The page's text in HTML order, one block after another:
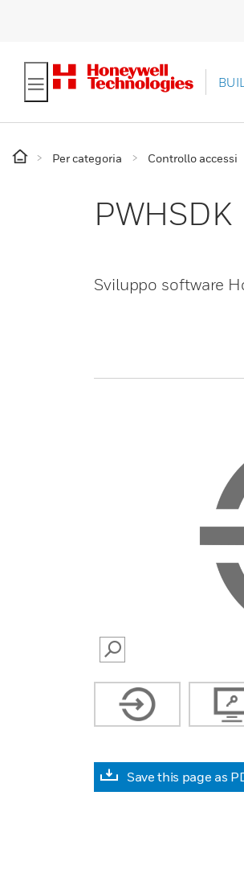
Per categoria Controllo accessi
PWHSDK
Sviluppo software
SEARCH
Save this page as